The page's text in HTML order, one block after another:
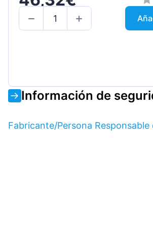
Información de
Fabricante/Persona Responsable